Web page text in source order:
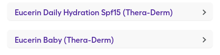
Eucerin Daily Hydration Spf15 (Thera-Derm)
Eucerin Baby (Thera-Derm)